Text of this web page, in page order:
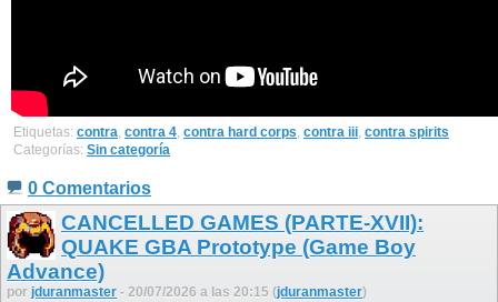
Etiquetas: contra, contra 4, contra hard corps, contra iii, contra spirits
Categorías: Sin categoría
0 Comentarios
CANCELLED GAMES (PARTE-XVII):
QUAKE GBA Prototype (Game Boy
Advance)
por jduranmaster - 20/07/2026 a las 20:15 (jduranmaster)